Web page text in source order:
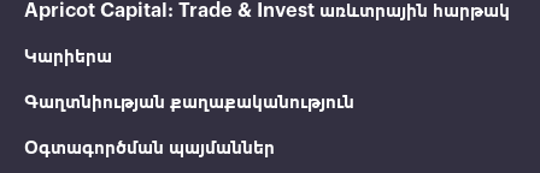
Apricot Capital: Trade & Invest առևտրային հարթակ
Կարիերա
Գաղտնիության քաղաքականություն
Օգտագործման պայմաններ